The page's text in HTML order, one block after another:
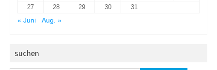
27
28 29 30
31
« Juni
Aug. »
suchen